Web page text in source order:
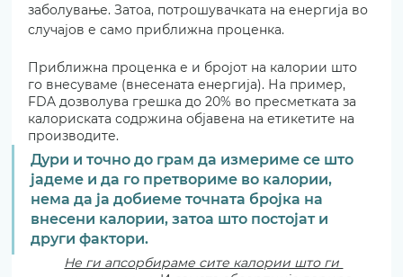
заболување. Затоа, потрошувачката на енергија во
случајов е само приближна проценка.
Приближна проценка е и бројот на калории што
го внесуваме (внесената енергија). На пример,
FDA дозволува грешка до 20% во пресметката за
калориската содржина објавена на етикетите на
производите.
Дури и точно до грам да измериме се што
јадеме и да го претвориме во калории,
нема да ја добиеме точната бројка на
внесени калории, затоа што постојат и
други фактори.
Не ги апсорбираме сите калории што ги